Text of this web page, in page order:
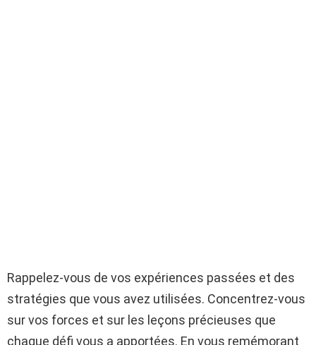
Rappelez-vous de vos expériences passées et des
stratégies que vous avez utilisées. Concentrez-vous
sur vos forces et sur les leçons précieuses que
chaque défi vous a apportées. En vous remémorant